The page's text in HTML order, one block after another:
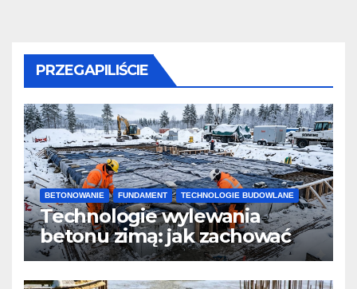
PRZEGAPILIŚCIE
BETONOWANIE FUNDAMENT TECHNOLOGIE BUDOWLANE
Technologie wylewania
betonu zimą: jak zachować
jakość i przyspieszyć
twardnienie